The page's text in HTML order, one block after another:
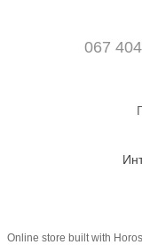
067
Online store built with